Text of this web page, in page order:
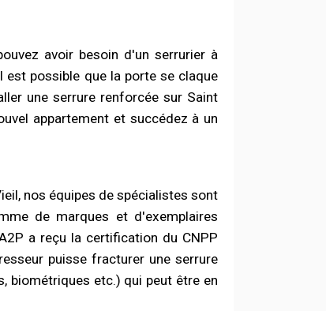
avoir besoin d'un serrurier à
est possible que la porte se claque
une serrure renforcée sur Saint
appartement et succédez à un
nos équipes de spécialistes sont
de marques et d'exemplaires
a reçu la certification du CNPP
puisse fracturer une serrure
biométriques etc.) qui peut être en